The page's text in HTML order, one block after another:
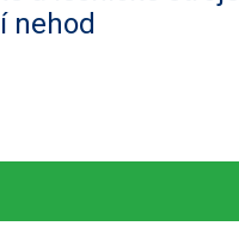
nehod